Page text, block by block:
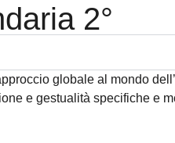
2°
globale al mondo
e gestualità specifiche e